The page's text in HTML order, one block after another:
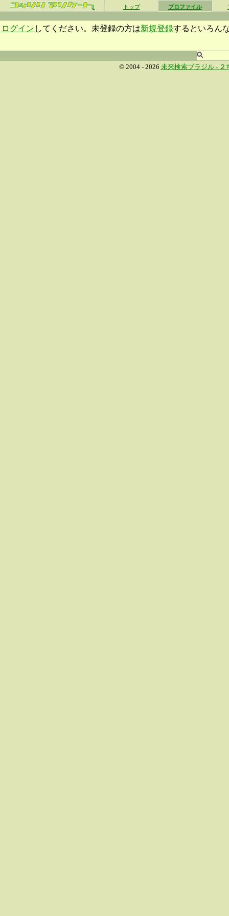
β トップ プロファイル
ログイン してください。未登録の方は新規登録するといろん
© 2004 - 2026 未来検索ブラジル - ２